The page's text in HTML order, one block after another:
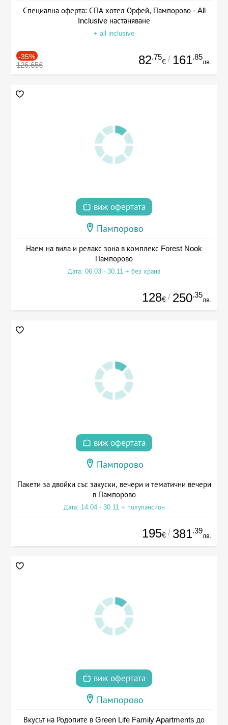
Специална оферта: СПА хотел Орфей, Пампорово - All
Inclusive настаняване
+ all inclusive
-35%
126.65€ 82.75
€ / 161.85
лв.
виж офертата
Пампорово
Наем на вила и релакс зона в комплекс Forest Nook
Пампорово
Дата: 06.03 - 30.11 + без храна
128€ / 250.35
лв.
виж офертата
Пампорово
Пакети за двойки със закуски, вечери и тематични вечери
в Пампорово
Дата: 14.04 - 30.11 + полупансион
195€ / 381.39
лв.
виж офертата
Пампорово
Вкусът на Родопите в Green Life Family Apartments до